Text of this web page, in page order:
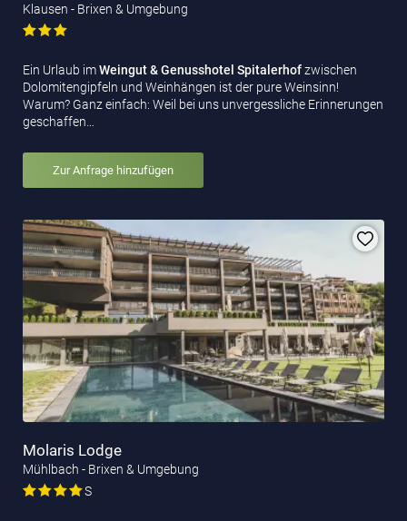
Klausen - Brixen & Umgebung
Ein Urlaub imWeingut & Genusshotel Spitalerhofzwischen
Dolomitengipfeln und Weinhängen ist der pure Weinsinn!
Warum? Ganz einfach: Weil bei uns unvergessliche Erinnerungen
geschaffen…
Zur Anfrage hinzufügen
Molaris Lodge
Mühlbach - Brixen & Umgebung
S